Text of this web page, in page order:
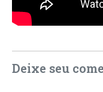
Deixe seu